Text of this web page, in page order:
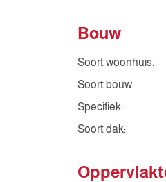
Bouw
Soort woonhuis:
Soort bouw:
Specifiek:
Soort dak: